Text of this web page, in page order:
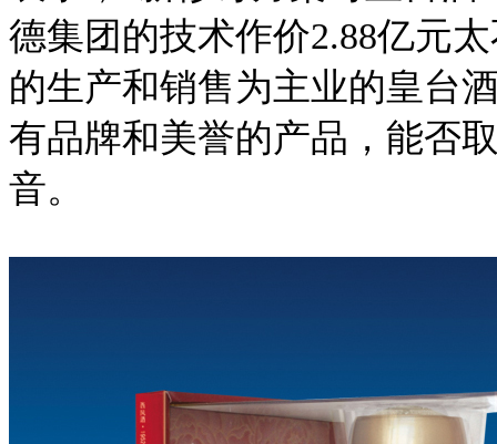
德集团的技术作价2.88亿元
的生产和销售为主业的皇台
有品牌和美誉的产品，能否
音。